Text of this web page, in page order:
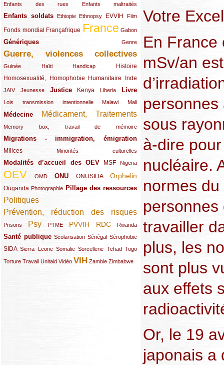
Enfants des rues
(21/289) Enfants maltraités
(10/289)
Enfants soldats
(68/289) Ethiopie
(12/289) Ethnopsy
(15/289) EVVIH
(55/289) Film
(22/289)
Fonds mondial
(48/289) Françafrique
(39/289) France
(289/289) Gabon
(12/289)
Génériques
(59/289) Genre
(22/289)
Guerre, violences collectives
(149/289)
Guinée
(12/289) Haïti
(15/289) Handicap
(10/289) Histoire
(49/289)
Homosexualité, Homophobie
(44/289) Humanitaire
(47/289) Inde
(34/289)
JAIV
(10/289)Jeunesse
(21/289) Justice
(65/289) Kenya
(35/289) Liberia
(25/289) Livre
(62/289)
Lois transmission intentionnelle
(24/289) Malawi
(11/289) Mali
(21/289)
Médecine
(62/289) Médicament, Traitements
(142/289)
Memory box, travail de mémoire
(11/289)
Migrations - immigration, émigration
(67/289)
Milices
(34/289) Minorités culturelles
(15/289)
Modalités d’accueil des OEV
(58/289) MSF
(54/289) Nigeria
(27/289)
OEV
(269/289) OMD
(26/289) ONU
(58/289) ONUSIDA
(44/289) Orphelin
(112/289)
Ouganda
(29/289) Photographie
(27/289) Pillage des ressources
(77/289)
Politiques
(120/289)
Prévention, réduction des risques
(131/289)
Prisons
(22/289) Psy
(119/289) PTME
(12/289) PVVIH
(111/289) RDC
(104/289) Rwanda
(23/289)
Santé publique
(59/289) Scolarisation
(9/289) Sénégal
(13/289) Sérophobie
(19/289)
SIDA
(29/289)Sierra Leone
(13/289) Somalie
(12/289) Sorcellerie
(19/289) Tchad
(10/289) Togo
(15/289)
Torture
(17/289)Travail
(21/289) Unitaid
(26/289) Vidéo
(23/289) VIH
(154/289) Zambie
(12/289) Zimbabwe
(21/289)
Votre
En France
mSv/an
personnes
sous
à-dire
nucléaire.
normes
travailler
plus, les
sont plus
aux effets
Or, le 19
japonais a